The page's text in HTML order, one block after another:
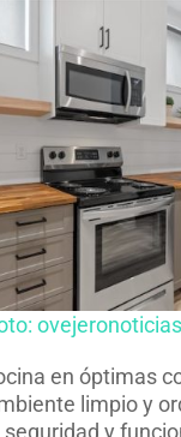
en óptimas
limpio y
y